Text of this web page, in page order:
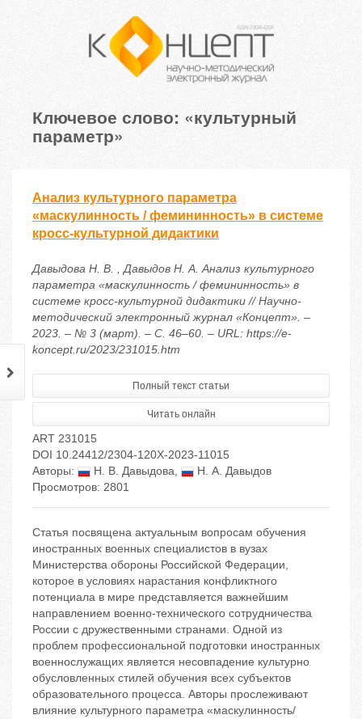
Ключевое слово: «культурный
параметр»
Анализ культурного параметра
«маскулинность / фемининность» в системе
кросс-культурной дидактики
Давыдова Н. В. , Давыдов Н. А. Анализ культурного
параметра «маскулинность / фемининность» в
системе кросс-культурной дидактики // Научно-
методический электронный журнал «Концепт». –
2023. – № 3 (март). – С. 46–60. – URL: https://e-
koncept.ru/2023/231015.htm
Полный текст статьи
Читать онлайн
ART 231015
DOI 10.24412/2304-120X-2023-11015
Авторы:
Н. В. Давыдова,
Н. А. Давыдов
Просмотров: 2801
Статья посвящена актуальным вопросам обучения
иностранных военных специалистов в вузах
Министерства обороны Российской Федерации,
которое в условиях нарастания конфликтного
потенциала в мире представляется важнейшим
направлением военно-технического сотрудничества
России с дружественными странами. Одной из
проблем профессиональной подготовки иностранных
военнослужащих является несовпадение культурно
обусловленных стилей обучения всех субъектов
образовательного процесса. Авторы прослеживают
влияние культурного параметра «маскулинность/